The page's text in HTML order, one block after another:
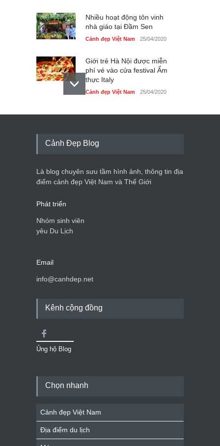
Nhiều hoạt động tôn vinh
nhà giáo tại Đầm Sen
Cảnh đẹp Việt Nam 25/04/2020
Giới trẻ Hà Nội được miễn
phí vé vào cửa festival Ẩm
thực Italy
Cảnh đẹp Việt Nam 25/04/2020
Tam giác mạch khoe sắc
du lịch quốc gia
Cảnh đẹp Việt Nam 24/04/2020
Cảnh Đẹp Blog
Là blog chuyên sưu tầm hình ảnh, thông tin địa
điểm cảnh đẹp Việt Nam và Thế Giới
Phát triển
Nhóm sinh viên
yêu Du Lịch
Email
info@canhdep.net
Kênh cộng đồng
Ủng hộ Blog
Chọn nhanh
Cảnh đẹp Việt Nam
Địa điểm du lịch